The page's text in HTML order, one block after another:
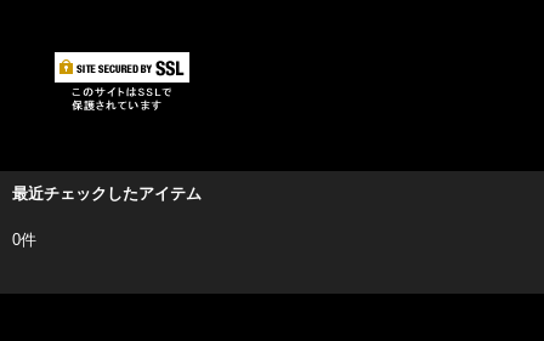
最近チェックしたアイテム
0件